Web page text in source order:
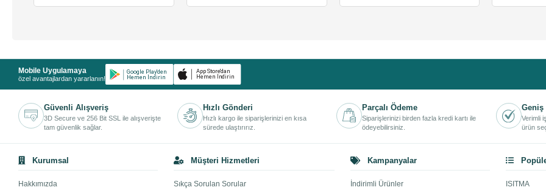
Mobile Uygulamaya
özel avantajlardan yararlanın!
Güvenli Alışveriş
3D Secure ve 256 Bit SSL ile alışverişte
tam güvenlik sağlar.
Hızlı Gönderi
Hızlı kargo ile siparişlerinizi en kısa
sürede ulaştırırız.
Parçalı Ödeme
Siparişlerinizi birden fazla kredi kartı ile
ödeyebilirsiniz.
Geniş
Verimli
ürün
Kurumsal
Hakkımızda
Müşteri Hizmetleri
Sıkça Sorulan Sorular
Kampanyalar
İndirimli Ürünler ISITMA